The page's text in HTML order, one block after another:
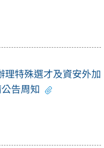
理特殊選才及資安外加
告周知